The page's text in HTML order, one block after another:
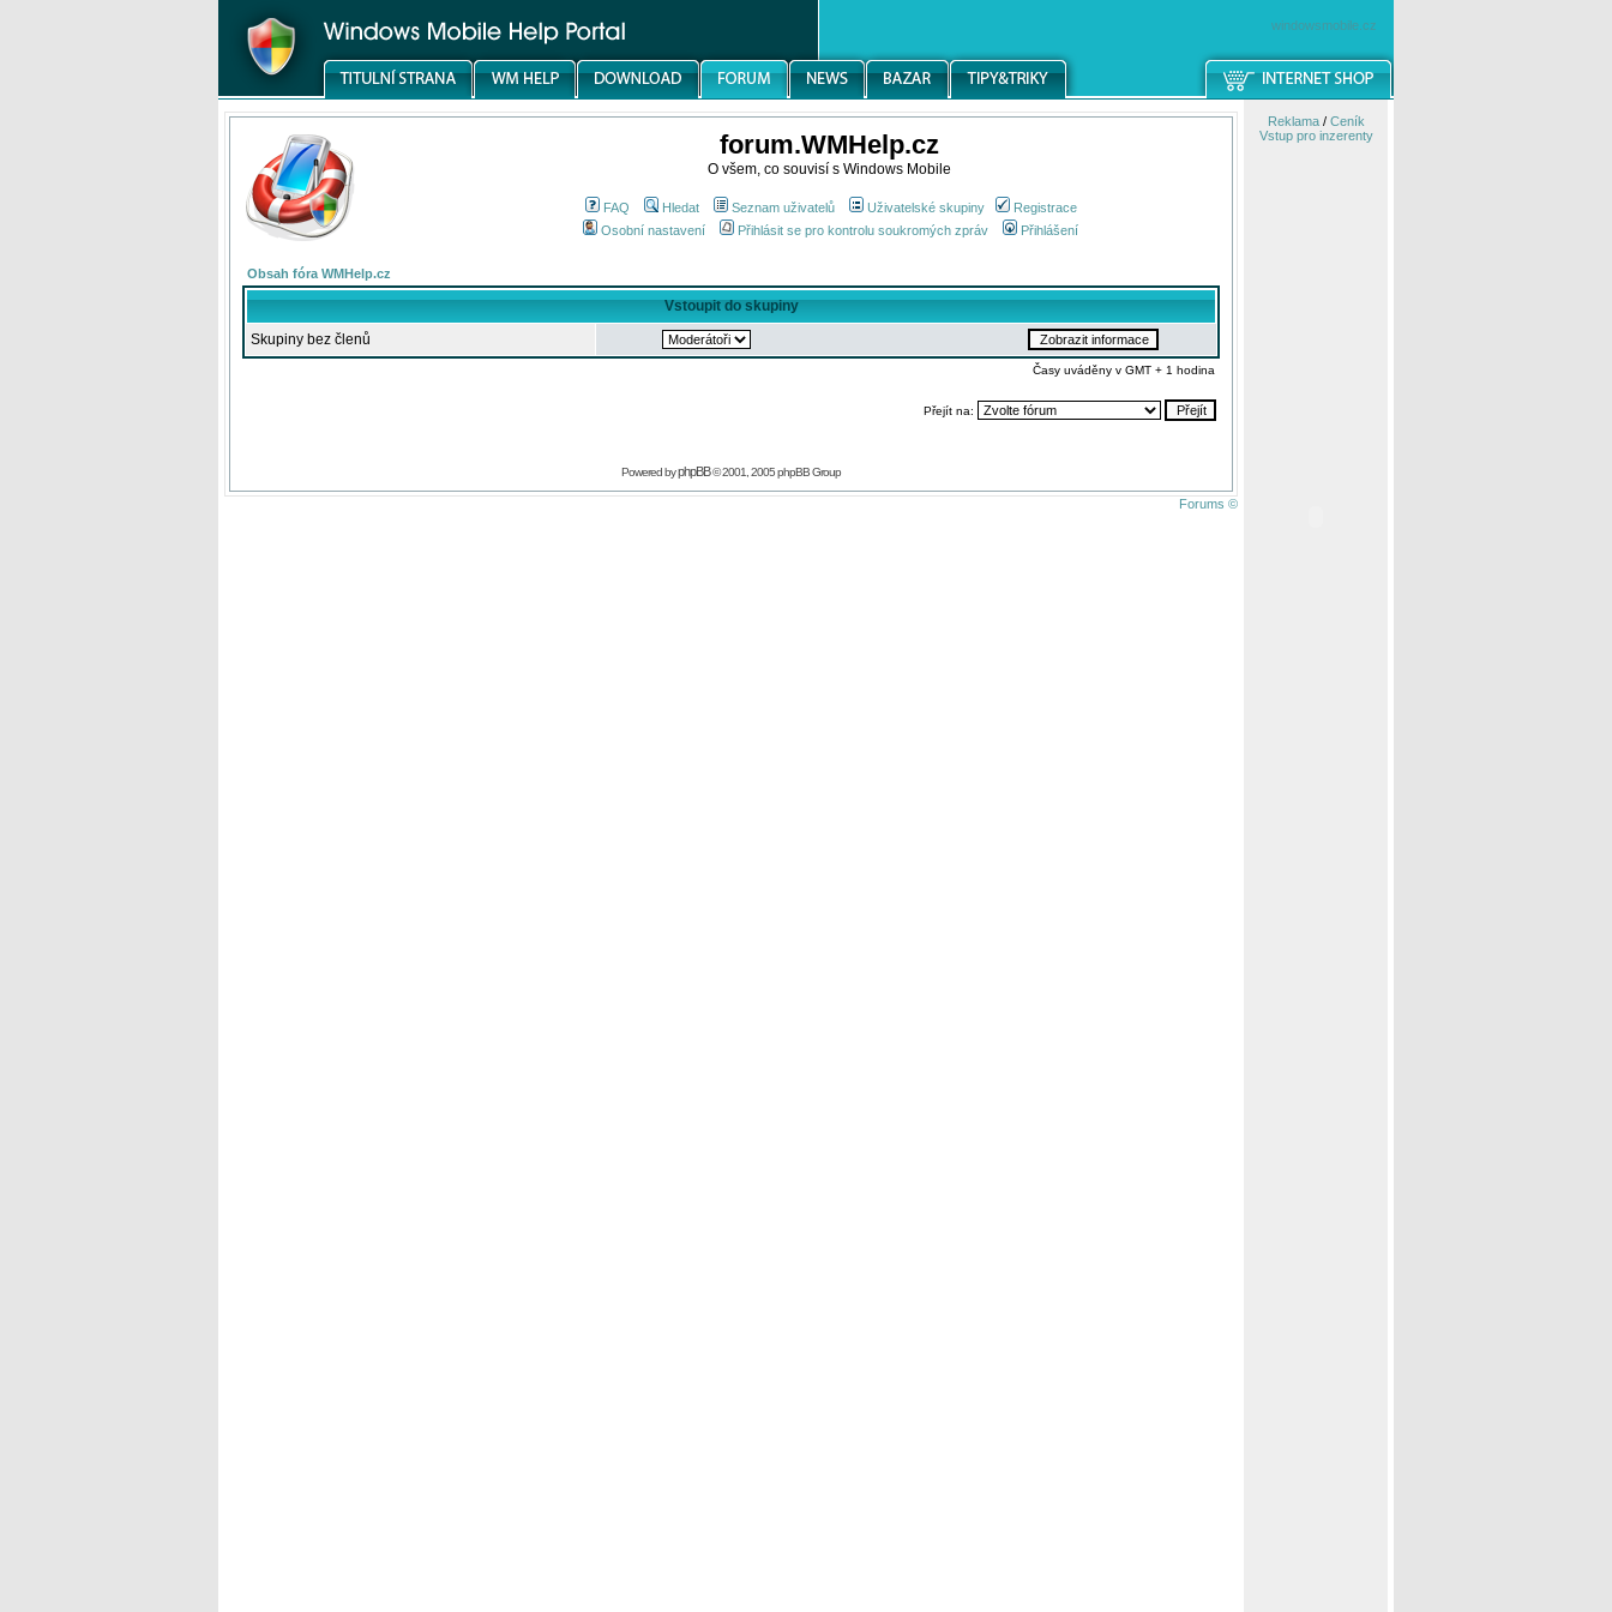
windowsmobile.cz
forum.WMHelp.cz
O všem, co souvisí s Windows Mobile
FAQ Hledat Seznam uživatelů Uživatelské skupiny
Registrace
Osobní nastavení
Přihlásit se pro kontrolu soukromých zpráv Přihlášení
Obsah fóra WMHelp.cz
Vstoupit do skupiny
Skupiny bez členů
Časy uváděny v GMT + 1 hodina
Přejít na:
Powered byphpBB© 2001, 2005 phpBB Group
Forums ©
Reklama/ Ceník
Vstup pro inzerenty